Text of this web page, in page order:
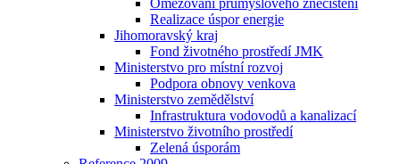
Omezování průmyslového znečištění
Realizace úspor energie
Jihomoravský kraj
Fond životného prostředí JMK
Ministerstvo pro místní rozvoj
Podpora obnovy venkova
Ministerstvo zemědělství
Infrastruktura vodovodů a kanalizací
Ministerstvo životního prostředí
Zelená úsporám